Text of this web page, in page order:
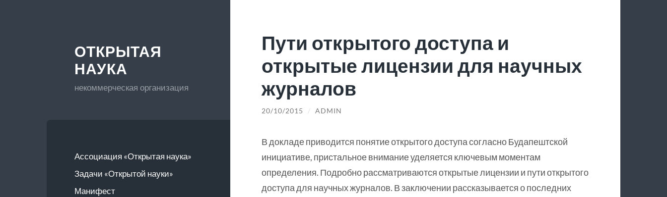
ОТКРЫТАЯ
НАУКА
некоммерческая организация
Ассоциация «Открытая наука»
Задачи «Открытой науки»
Манифест
Пути открытого доступа и
открытые лицензии для научных
журналов
20/10/2015 / ADMIN
В докладе приводится понятие открытого доступа согласно Будапештской
инициативе, пристальное внимание уделяется ключевым моментам
определения. Подробно рассматриваются открытые лицензии и пути открытого
доступа для научных журналов. В заключении рассказывается о последних